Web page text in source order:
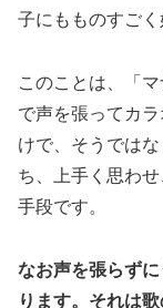
子にもものすごく
このことは、「
で声を張ってカ
けで、そうでは
ち、上手く思わ
手段です。
なお声を張らず
ります。それは